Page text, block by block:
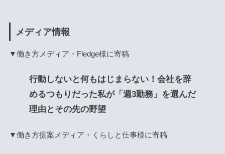
メディア情報
▼働き方メディア・Fledge様に寄稿
行動しないと何もはじまらない！会社を辞
めるつもりだった私が「週3勤務」を選んだ
理由とその先の野望
▼働き方提案メディア・くらしと仕事様に寄稿